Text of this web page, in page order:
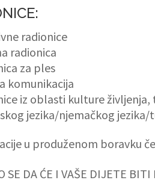
radionice
radionica
za ples
komunikacija
iz oblasti kulture
jezika/njemačkog jezika/
u produženom boravku
SE DA ĆE I VAŠE DIJETE